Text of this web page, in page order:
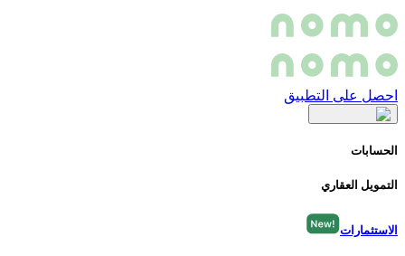
احصل على التطبيق
الحسابات
التمويل العقاري
الاستثمارات